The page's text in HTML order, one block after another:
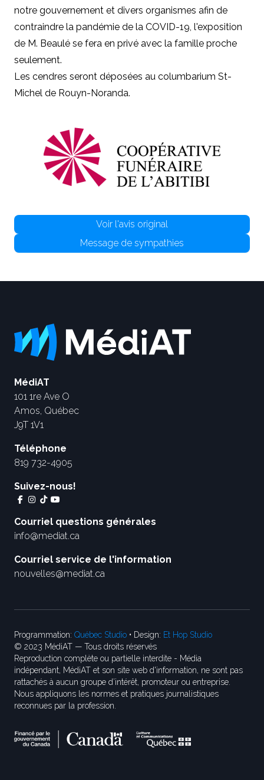
notre gouvernement et divers organismes afin de
contraindre la pandémie de la COVID-19, l'exposition
de M. Beaulé se fera en privé avec la famille proche
seulement.
Les cendres seront déposées au columbarium St-
Michel de Rouyn-Noranda.
Voir l'avis original
Message de sympathies
MédiAT
101 1re Ave O
Amos, Québec
J9T 1V1
Téléphone
819 732-4905
Suivez-nous!
Courriel questions générales
info@mediat.ca
Courriel service de l'information
nouvelles@mediat.ca
Programmation: Québec Studio • Design: Et Hop Studio
© 2023 MédiAT — Tous droits réservés
Reproduction complète ou partielle interdite - Média
indépendant, MédiAT et son site web d'information, ne sont pas
rattachés à aucun groupe d’intérêt, promoteur ou entreprise.
Nous appliquons les normes et pratiques journalistiques
reconnues par la profession.